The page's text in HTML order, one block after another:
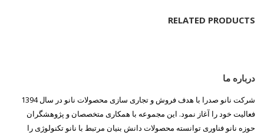
RELATED PRODUCTS
درباره ما
شرکت نانو صدرا با هدف فروش و تجاری سازی محصولات نانو در سال 1394
فعالیت خود را آغاز نمود. این مجموعه با همکاری متخصصان و پژوهشگران
حوزه نانو فناوری توانسته محصولات دانش بنیان مرتبط با نانو تکنولوژی را